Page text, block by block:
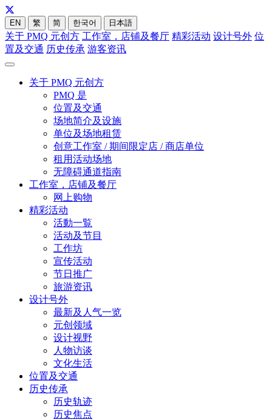
EN 繁 简 한국어 日本語
关于 PMQ 元创方 工作室，店铺及餐厅 精彩活动 设计号外 位
置及交通 历史传承 游客资讯
关于 PMQ 元创方
PMQ 是
位置及交通
场地简介及设施
单位及场地租赁
创意工作室 / 期间限定店 / 商店单位
租用活动场地
无障碍通道指南
工作室，店铺及餐厅
网上购物
精彩活动
活動一覧
活动及节目
工作坊
宣传活动
节日推广
旅游资讯
设计号外
最新及人气一览
元创领域
设计视野
人物访谈
文化生活
位置及交通
历史传承
历史轨迹
历史焦点